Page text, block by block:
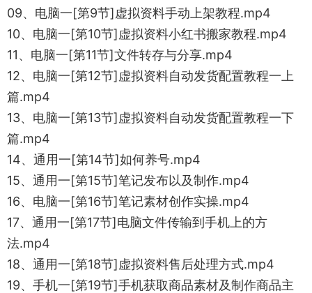
09、电脑一[第9节]虚拟资料手动上架教程.mp4
10、电脑一[第10节]虚拟资料小红书搬家教程.mp4
11、电脑一[第11节]文件转存与分享.mp4
12、电脑一[第12节]虚拟资料自动发货配置教程一上
篇.mp4
13、电脑一[第13节]虚拟资料自动发货配置教程一下
篇.mp4
14、通用一[第14节]如何养号.mp4
15、通用一[第15节]笔记发布以及制作.mp4
16、电脑一[第16节]笔记素材创作实操.mp4
17、通用一[第17节]电脑文件传输到手机上的方
法.mp4
18、通用一[第18节]虚拟资料售后处理方式.mp4
19、手机一[第19节]手机获取商品素材及制作商品主